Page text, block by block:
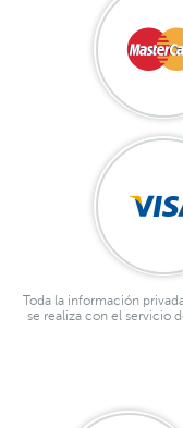
Toda la información
se realiza con el servicio